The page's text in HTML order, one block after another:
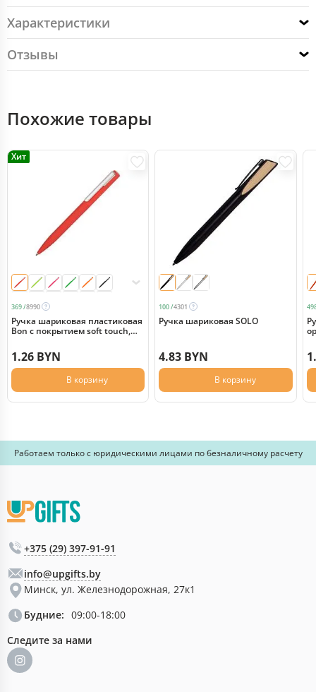
Характеристики
Отзывы
Похожие товары
Хит
369 /8990
Ручка шариковая пластиковая
Bon с покрытием soft touch,
1.26 BYN
В корзину
100 /4301
Ручка шариковая SOLO
4.83 BYN
В корзину
Работаем только с юридическими лицами по безналичному расчету
+375 (29) 397-91-91
info@upgifts.by
Минск, ул. Железнодорожная, 27к1
Будние: 09:00-18:00
Следите за нами